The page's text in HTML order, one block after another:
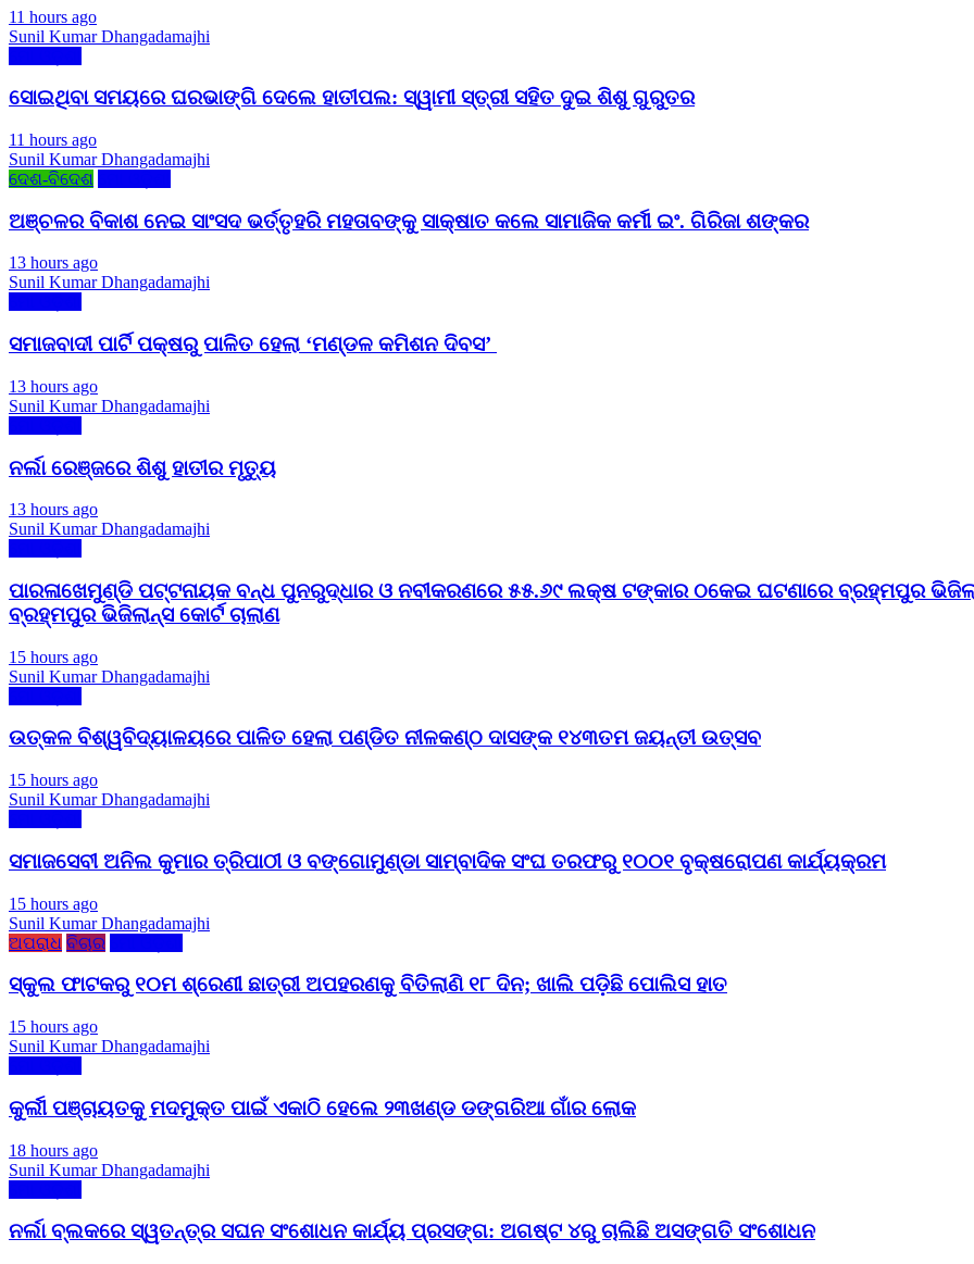
11 hours ago
Sunil Kumar Dhangadamajhi
ସୋଇଥିବା ସମୟରେ ଘରଭାଙ୍ଗି ଦେଲେ ହାତୀପଲ: ସ୍ୱାମୀ ସ୍ତ୍ରୀ ସହିତ ଦୁଇ ଶିଶୁ ଗୁରୁତର
11 hours ago
Sunil Kumar Dhangadamajhi
ଦେଶ-ବିଦେଶ
ଅଞ୍ଚଳର ବିକାଶ ନେଇ ସାଂସଦ ଭର୍ତ୍ତୃହରି ମହତାବଙ୍କୁ ସାକ୍ଷାତ କଲେ ସାମାଜିକ କର୍ମୀ ଇଂ. ଗିରିଜା ଶଙ୍କର
13 hours ago
Sunil Kumar Dhangadamajhi
ସମାଜବାଦୀ ପାର୍ଟି ପକ୍ଷରୁ ପାଳିତ ହେଲା ‘ମଣ୍ଡଳ କମିଶନ ଦିବସ’
13 hours ago
Sunil Kumar Dhangadamajhi
ନର୍ଲା ରେଞ୍ଜରେ ଶିଶୁ ହାତୀର ମୃତ୍ୟୁ
13 hours ago
Sunil Kumar Dhangadamajhi
ପାରଳାଖେମୁଣ୍ଡି ପଟ୍ଟନାୟକ ବନ୍ଧ ପୁନରୁଦ୍ଧାର ଓ ନବୀକରଣରେ ୫୫.୬୯ ଲକ୍ଷ ଟଙ୍କାର ଠକେଇ ଘଟଣାରେ ବ୍ରହ୍ମପୁର
ବ୍ରହ୍ମପୁର ଭିଜିଲାନ୍ସ କୋର୍ଟ ଚାଲାଣ
15 hours ago
Sunil Kumar Dhangadamajhi
ଉତ୍କଳ ବିଶ୍ୱବିଦ୍ୟାଳୟରେ ପାଳିତ ହେଲା ପଣ୍ଡିତ ନୀଳକଣ୍ଠ ଦାସଙ୍କ ୧୪୩ତମ ଜୟନ୍ତୀ ଉତ୍ସବ
15 hours ago
Sunil Kumar Dhangadamajhi
ସମାଜସେବୀ ଅନିଲ କୁମାର ତ୍ରିପାଠୀ ଓ ବଙ୍ଗୋମୁଣ୍ଡା ସାମ୍ବାଦିକ ସଂଘ ତରଫରୁ ୧୦୦୧ ବୃକ୍ଷରୋପଣ କାର୍ଯ୍ୟକ୍ରମ
15 hours ago
Sunil Kumar Dhangadamajhi
ଅପରାଧ ବିଚାର
ସ୍କୁଲ ଫାଟକରୁ ୧୦ମ ଶ୍ରେଣୀ ଛାତ୍ରୀ ଅପହରଣକୁ ବିତିଲାଣି ୧୮ ଦିନ; ଖାଲି ପଡ଼ିଛି ପୋଲିସ ହାତ
15 hours ago
Sunil Kumar Dhangadamajhi
କୁର୍ଲୀ ପଞ୍ଚାୟତକୁ ମଦମୁକ୍ତ ପାଇଁ ଏକାଠି ହେଲେ ୨୩ଖଣ୍ଡ ଡଙ୍ଗରିଆ ଗାଁର ଲୋକ
18 hours ago
Sunil Kumar Dhangadamajhi
ନର୍ଲା ବ୍ଲକରେ ସ୍ୱତନ୍ତ୍ର ସଘନ ସଂଶୋଧନ କାର୍ଯ୍ୟ ପ୍ରସଙ୍ଗ: ଅଗଷ୍ଟ ୪ରୁ ଚାଲିଛି ଅସଙ୍ଗତି ସଂଶୋଧନ